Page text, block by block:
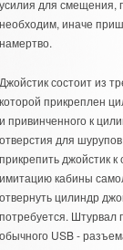
для смещения,
иначе
состоит из
прикреплен
привинченного к
для
джойстик к
кабины
цилиндр
Штурвал
USB -